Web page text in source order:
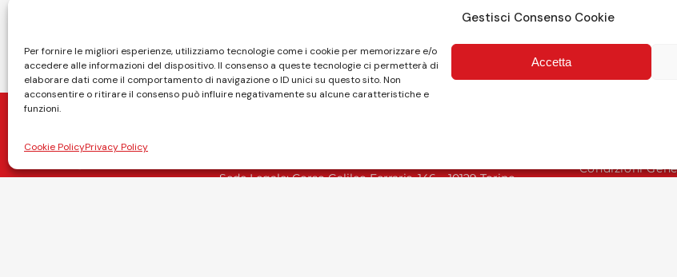
Gestisci Consenso Cookie
Per fornire le migliori esperienze, utilizziamo tecnologie come i cookie per memorizzare e/o
accedere alle informazioni del dispositivo. Il consenso a queste tecnologie ci permetterà di
elaborare dati come il comportamento di navigazione o ID unici su questo sito. Non
acconsentire o ritirare il consenso può influire negativamente su alcune caratteristiche e
funzioni.
Accetta
Cookie PolicyPrivacy Policy
Sede Legale: Corso Galileo Ferraris, 146 – 10129 Torino
Condizioni